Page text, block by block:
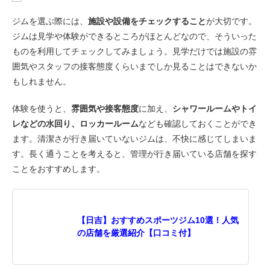
ジムを選ぶ際には、 施設や設備をチェックすることが大切です。
ジムは見学や体験ができるところがほとんどなので、そういった
ものを利用してチェックしてみましょう。見学だけでは施設の雰
囲気やスタッフの接客態度くらいまでしか見ることはできないか
もしれません。
体験を使うと、 雰囲気や接客態度に加え、 シャワールームやトイ
レなどの水回り、ロッカールームなども確認しておくことができ
ます。清潔さが行き届いていないジムは、不快に感じてしまいま
す。長く通うことを考えると、管理が行き届いている店舗を探す
ことをおすすめします。
【日吉】おすすめスポーツジム10選！人気
の店舗を厳選紹介【口コミ付】